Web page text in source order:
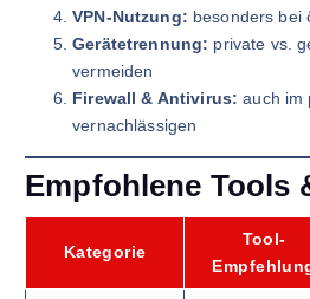
VPN-Nutzung: besonders bei
Gerätetrennung: private vs.
vermeiden
Firewall & Antivirus: auch im
vernachlässigen
Empfohlene Tools
Kategorie
Tool-